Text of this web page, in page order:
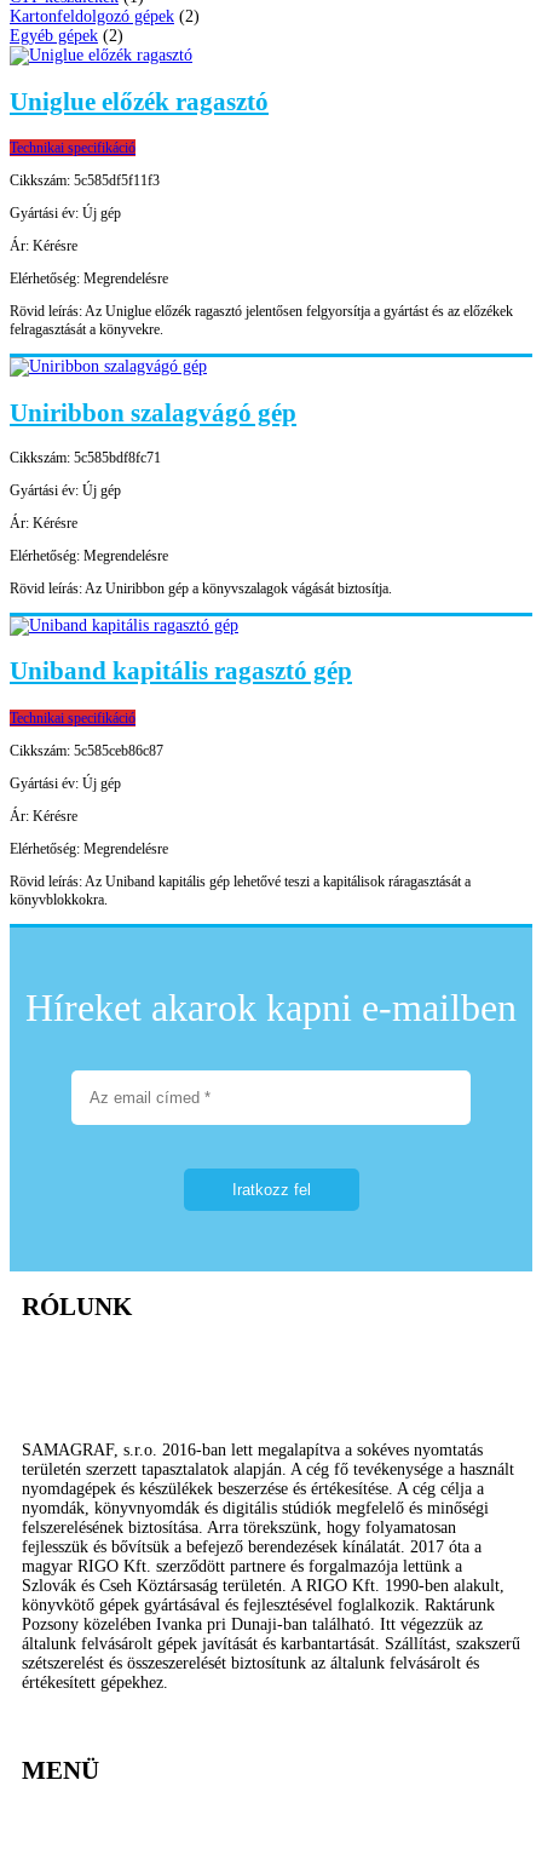
Kartonfeldolgozó gépek (2)
Egyéb gépek (2)
Uniglue előzék ragasztó
Technikai specifikáció
Cikkszám: 5c585df5f11f3
Gyártási év: Új gép
Ár: Kérésre
Elérhetőség: Megrendelésre
Rövid leírás:Az Uniglue előzék ragasztó jelentősen felgyorsítja a gyártást és az előzékek
felragasztását a könyvekre.
Uniribbon szalagvágó gép
Cikkszám: 5c585bdf8fc71
Gyártási év: Új gép
Ár: Kérésre
Elérhetőség: Megrendelésre
Rövid leírás:Az Uniribbon gép a könyvszalagok vágását biztosítja.
Uniband kapitális ragasztó gép
Technikai specifikáció
Cikkszám: 5c585ceb86c87
Gyártási év: Új gép
Ár: Kérésre
Elérhetőség: Megrendelésre
Rövid leírás:Az Uniband kapitális gép lehetővé teszi a kapitálisok ráragasztását a
könyvblokkokra.
Híreket akarok kapni e-mailben
RÓLUNK
SAMAGRAF, s.r.o. 2016-ban lett megalapítva a sokéves nyomtatás
területén szerzett tapasztalatok alapján. A cég fő tevékenysége a használt
nyomdagépek és készülékek beszerzése és értékesítése. A cég célja a
nyomdák, könyvnyomdák és digitális stúdiók megfelelő és minőségi
felszerelésének biztosítása. Arra törekszünk, hogy folyamatosan
fejlesszük és bővítsük a befejező berendezések kínálatát. 2017 óta a
magyar RIGO Kft. szerződött partnere és forgalmazója lettünk a
Szlovák és Cseh Köztársaság területén. A RIGO Kft. 1990-ben alakult,
könyvkötő gépek gyártásával és fejlesztésével foglalkozik. Raktárunk
Pozsony közelében Ivanka pri Dunaji-ban található. Itt végezzük az
általunk felvásárolt gépek javítását és karbantartását. Szállítást, szakszerű
szétszerelést és összeszerelését biztosítunk az általunk felvásárolt és
értékesített gépekhez.
MENÜ